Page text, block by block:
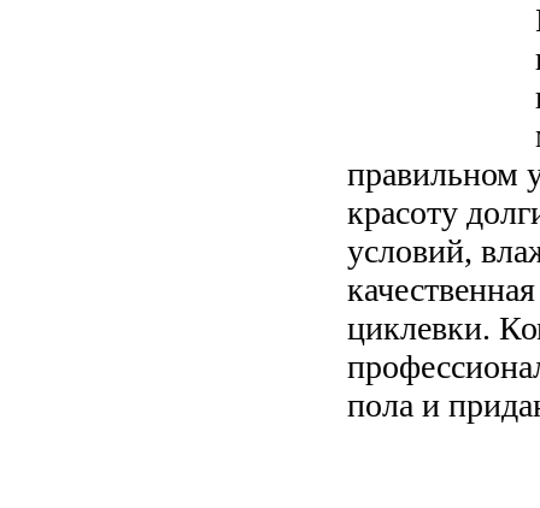
правильном
красоту
условий,
циклевки.
пола и